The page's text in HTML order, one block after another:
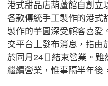
港式甜品店葫蘆館自創立
各款傳統手工製作的港式
製作的芋圓深受顧客喜愛
交平台上發布消息，指由
於同月24日結束營業。
繼續營業，惟事隔半年後